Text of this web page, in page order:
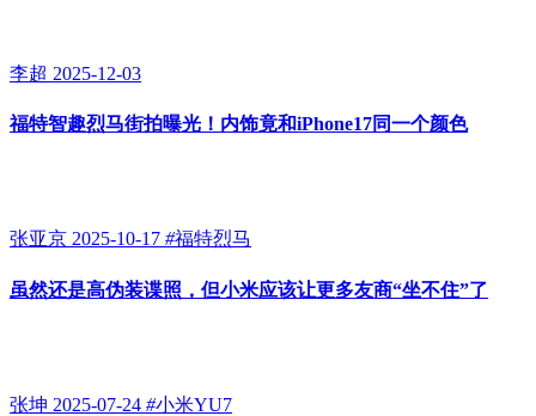
李超 2025-12-03
福特智趣烈马街拍曝光！内饰竟和iPhone17同一个颜色
张亚京 2025-10-17 #福特烈马
虽然还是高伪装谍照，但小米应该让更多友商“坐不住”了
张坤 2025-07-24 #小米YU7